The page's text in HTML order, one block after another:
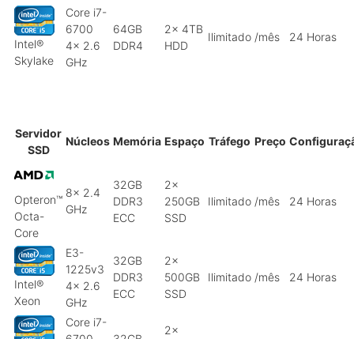
Intel®
Skylake
Core i7-
6700
4x 2.6
GHz
64GB
DDR4
2x 4TB
HDD
Ilimitado /mês 24 Horas
Servidor
SSD
Núcleos Memória Espaço Tráfego Preço
Opteron™
Octa-
Core
8x 2.4
GHz
32GB
DDR3
ECC
2x
250GB
SSD
Ilimitado /mês 24 Horas
Intel®
Xeon
E3-
1225v3
4x 2.6
GHz
32GB
DDR3
ECC
2x
500GB
SSD
Ilimitado /mês 24 Horas
Core i7-
2x